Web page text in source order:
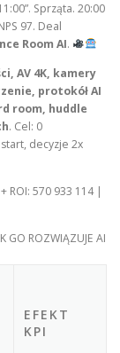
Sprząta. 20:00
97. Deal
Room AI.
AV 4K, kamery
protokół AI
room, huddle
. Cel: 0
decyzje 2x
ROI: 570 933 114 |
GO ROZWIĄZUJE AI
EFEKT
KPI